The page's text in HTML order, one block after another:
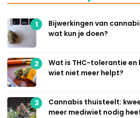
1
Bijwerkingen van
wat kun je doen?
2
Wat is THC-tolerantie en
wiet niet meer helpt?
3
Cannabis thuisteelt:
meer mediwiet nodig